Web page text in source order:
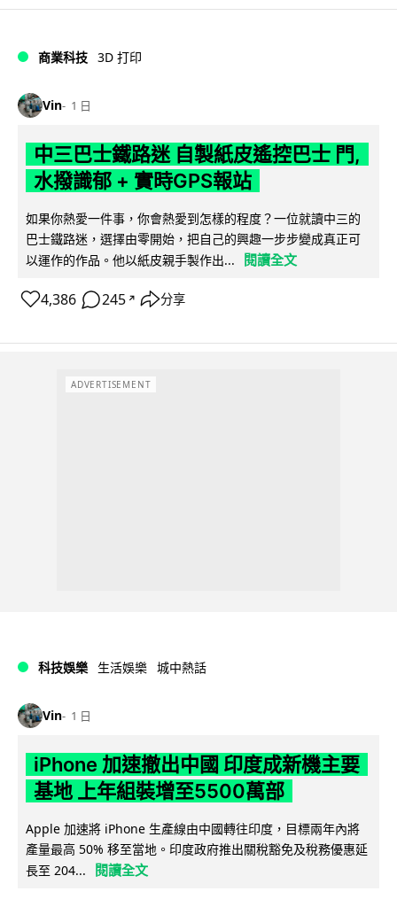
商業科技 3D 打印
Vin 1 日
中三巴士鐵路迷 自製紙皮遙控巴士 門,
水撥識郁 + 實時GPS報站
如果你熱愛一件事，你會熱愛到怎樣的程度？一位就讀中三的
巴士鐵路迷，選擇由零開始，把自己的興趣一步步變成真正可
以運作的作品。他以紙皮親手製作出...
閱讀全文
4,386 245 ↗ 分享
ADVERTISEMENT
科技娛樂 生活娛樂 城中熱話
Vin 1 日
iPhone 加速撤出中國 印度成新機主要
基地 上年組裝增至5500萬部
Apple 加速將 iPhone 生產線由中國轉往印度，目標兩年內將
產量最高 50% 移至當地。印度政府推出關稅豁免及稅務優惠延
長至 204...
閱讀全文